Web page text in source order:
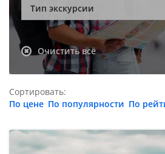
Тип экскурсии
Очистить всё
Сортировать:
По цене По популярности По